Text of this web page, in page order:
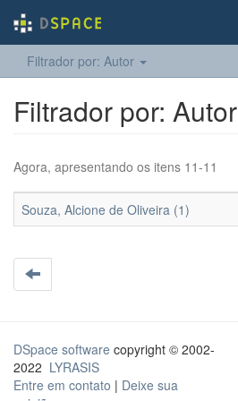
Filtrador por: Autor
Filtrador por: Autor
Agora, apresentando os itens 11-11
Souza, Alcione de Oliveira (1)
DSpace software copyright © 2002-
2022 LYRASIS
Entre em contato | Deixe sua